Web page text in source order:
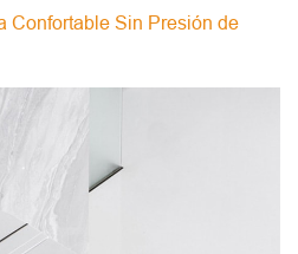
Confortable Sin Presión de